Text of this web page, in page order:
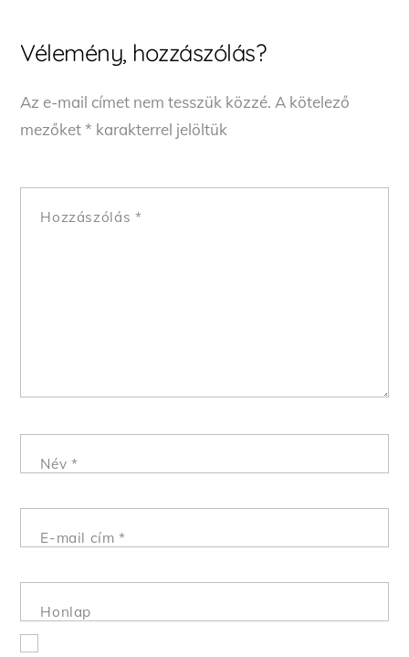
Vélemény, hozzászólás?
Az e-mail címet nem tesszük közzé. A kötelező
mezőket* karakterrel jelöltük
Hozzászólás *
Név *
E-mail cím*
Honlap
To